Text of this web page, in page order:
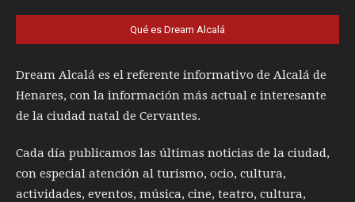
Qué es Dream Alcalá
Dream Alcalá es el referente informativo de Alcalá de
Henares, con la información más actual e interesante
de la ciudad natal de Cervantes.
Cada día publicamos las últimas noticias de la ciudad,
con especial atención al turismo, ocio, cultura,
actividades, eventos, música, cine, teatro, cultura,